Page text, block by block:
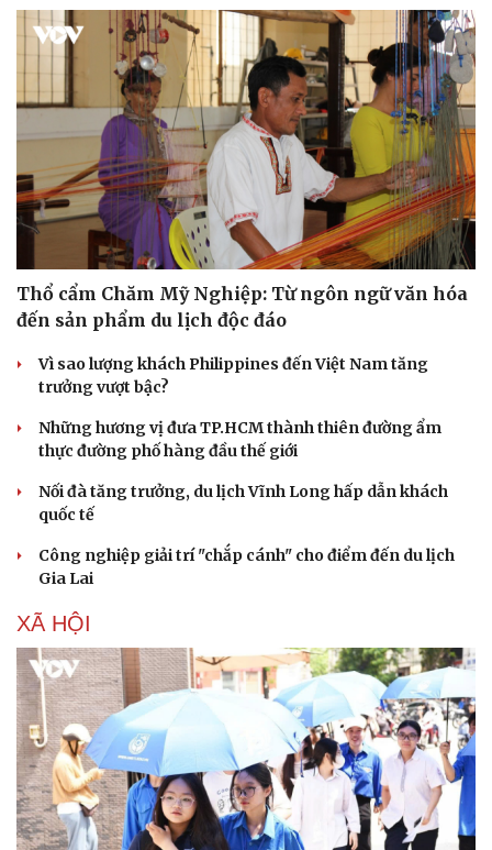
Doanh nghiệp
Thông tin doanh nghiệp
Doanh nghiệp 24h
Doanh nhân
Công nghệ
Sành điệu
Tin Công nghệ
Trải nghiệm
Thổ cẩm Chăm Mỹ Nghiệp: Từ ngôn ngữ văn hóa
đến sản phẩm du lịch độc đáo
Vì sao lượng khách Philippines đến Việt Nam tăng
trưởng vượt bậc?
Những hương vị đưa TP.HCM thành thiên đường ẩm
thực đường phố hàng đầu thế giới
Nối đà tăng trưởng, du lịch Vĩnh Long hấp dẫn khách
quốc tế
Công nghiệp giải trí "chắp cánh" cho điểm đến du lịch
Gia Lai
XÃ HỘI